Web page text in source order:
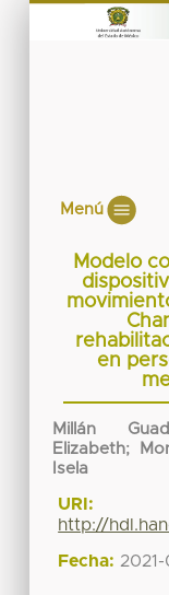
Menú
Modelo
en
Millán
Elizabeth;
Isela
URI:
http://
Fecha: 2021-